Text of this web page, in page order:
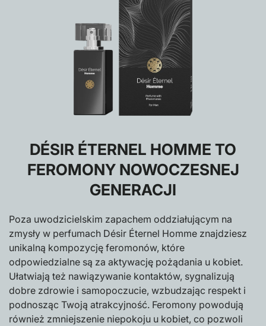
DÉSIR ÉTERNEL HOMME TO
FEROMONY NOWOCZESNEJ
GENERACJI
Poza uwodzicielskim zapachem oddziałującym na
zmysły w perfumach Désir Éternel Homme znajdziesz
unikalną kompozycję feromonów, które
odpowiedzialne są za aktywację pożądania u kobiet.
Ułatwiają też nawiązywanie kontaktów, sygnalizują
dobre zdrowie i samopoczucie, wzbudzając respekt i
podnosząc Twoją atrakcyjność. Feromony powodują
również zmniejszenie niepokoju u kobiet, co pozwoli